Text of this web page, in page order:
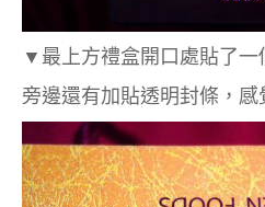
▼ 最上方禮盒開口處貼了一
旁邊還有加貼透明封條，